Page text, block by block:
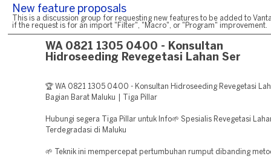
New feature proposals
This is a discussion group for requesting new features to be added to
if the request is for an import "Filter", "Macro", or "Program" improvement.
WA 0821 1305 0400 - Konsultan
Hidroseeding Revegetasi Lahan Ser
🏆 WA 0821 1305 0400 - Konsultan Hidroseeding Revegetasi
Bagian Barat Maluku | Tiga Pillar
Hubungi segera Tiga Pillar untuk Info🌱 Spesialis Revegetasi
Terdegradasi di Maluku
🌱 Teknik ini mempercepat pertumbuhan rumput dibanding